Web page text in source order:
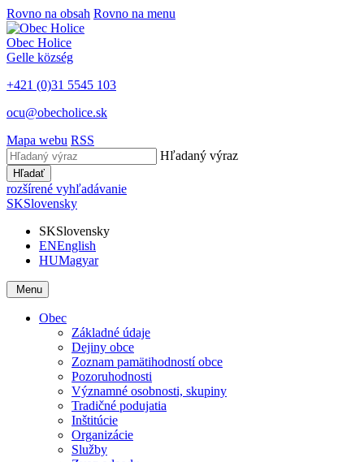
Rovno na obsah Rovno na menu
Obec Holice
Gelle község
+421 (0)31 5545 103
ocu@obecholice.sk
Mapa webu RSS
Hľadaný výraz
Hľadať
rozšírené vyhľadávanie
SKSlovensky
SKSlovensky
ENEnglish
HUMagyar
Menu
Obec
Základné údaje
Dejiny obce
Zoznam pamätihodností obce
Pozoruhodnosti
Významné osobnosti, skupiny
Tradičné podujatia
Inštitúcie
Organizácie
Služby